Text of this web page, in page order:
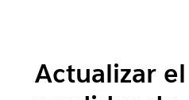
Actualizar el